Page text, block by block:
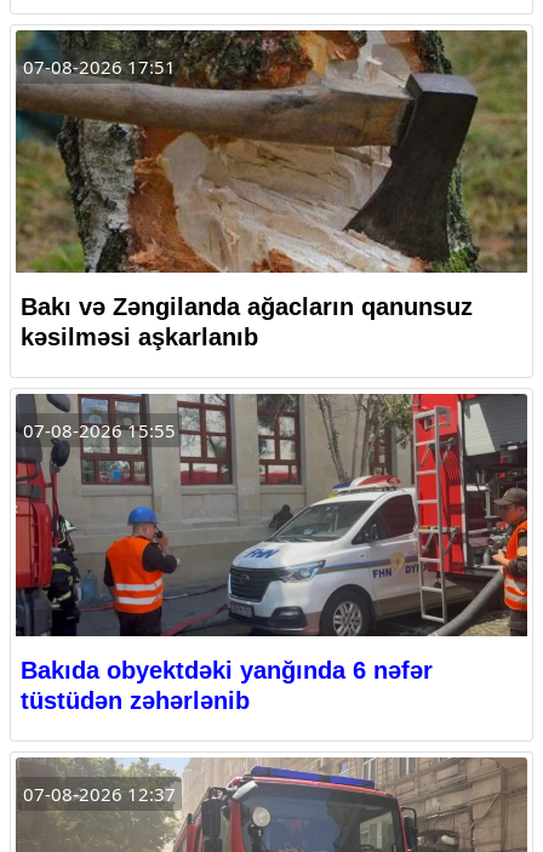
07-08-2026 17:51
Bakı və Zəngilanda ağacların qanunsuz
kəsilməsi aşkarlanıb
07-08-2026 15:55
Bakıda obyektdəki yanğında 6 nəfər
tüstüdən zəhərlənib
07-08-2026 12:37